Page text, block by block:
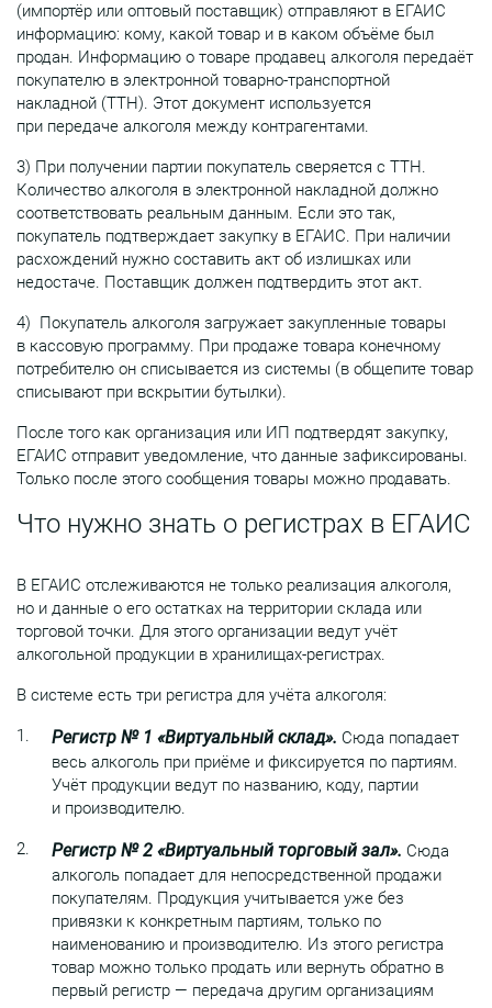
(импортёр или оптовый поставщик) отправляют в ЕГАИС
информацию: кому, какой товар и в каком объёме был
продан. Информацию о товаре продавец алкоголя передаёт
покупателю в электронной товарно-транспортной
накладной (ТТН). Этот документ используется
при передаче алкоголя между контрагентами.
3) При получении партии покупатель сверяется с ТТН.
Количество алкоголя в электронной накладной должно
соответствовать реальным данным. Если это так,
покупатель подтверждает закупку в ЕГАИС. При наличии
расхождений нужно составить акт об излишках или
недостаче. Поставщик должен подтвердить этот акт.
4) Покупатель алкоголя загружает закупленные товары
в кассовую программу. При продаже товара конечному
потребителю он списывается из системы (в общепите товар
списывают при вскрытии бутылки).
После того как организация или ИП подтвердят закупку,
ЕГАИС отправит уведомление, что данные зафиксированы.
Только после этого сообщения товары можно продавать.
Что нужно знать о регистрах в ЕГАИС
В ЕГАИС отслеживаются не только реализация алкоголя,
но и данные о его остатках на территории склада или
торговой точки. Для этого организации ведут учёт
алкогольной продукции в хранилищах-регистрах.
В системе есть три регистра для учёта алкоголя:
Регистр № 1 «Виртуальный склад». Сюда попадает
весь алкоголь при приёме и фиксируется по партиям.
Учёт продукции ведут по названию, коду, партии
и производителю.
Регистр № 2 «Виртуальный торговый зал». Сюда
алкоголь попадает для непосредственной продажи
покупателям. Продукция учитывается уже без
привязки к конкретным партиям, только по
наименованию и производителю. Из этого регистра
товар можно только продать или вернуть обратно в
первый регистр — передача другим организациям